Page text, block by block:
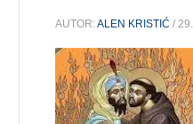
AUTOR:ALEN KRISTIĆ /